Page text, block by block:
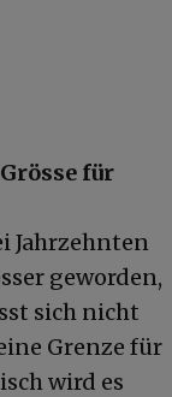
für
Jahrzehnten
geworden,
sich nicht
Grenze für
wird es